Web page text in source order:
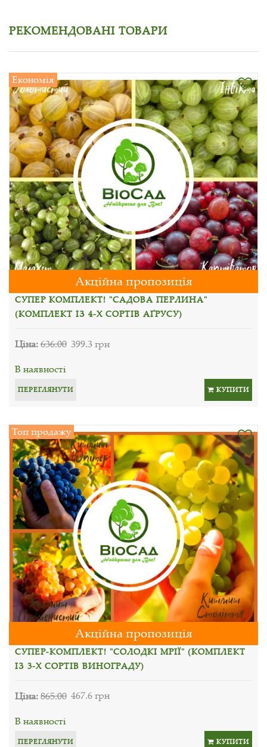
РЕКОМЕНДОВАНІ ТОВАРИ
Економія
Акційна пропозиція
СУПЕР КОМПЛЕКТ! "САДОВА ПЕРЛИНА"
(КОМПЛЕКТ ІЗ 4-Х СОРТІВ АҐРУСУ)
Ціна:636.00 399.3 грн
В наявності
ПЕРЕГЛЯНУТИ КУПИТИ
Топ продажу
Акційна пропозиція
СУПЕР-КОМПЛЕКТ! "СОЛОДКІ МРІЇ" (КОМПЛЕКТ
ІЗ 3-Х СОРТІВ ВИНОГРАДУ)
Ціна:865.00 467.6 грн
В наявності
ПЕРЕГЛЯНУТИ КУПИТИ